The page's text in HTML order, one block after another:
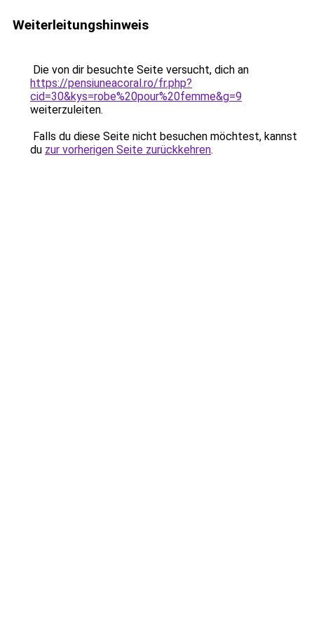
Weiterleitungshinweis
Die von dir besuchte Seite versucht, dich an
https://pensiuneacoral.ro/fr.php?
cid=30&kys=robe%20pour%20femme&g=9
weiterzuleiten.
Falls du diese Seite nicht besuchen möchtest, kannst
du zur vorherigen Seite zurückkehren.